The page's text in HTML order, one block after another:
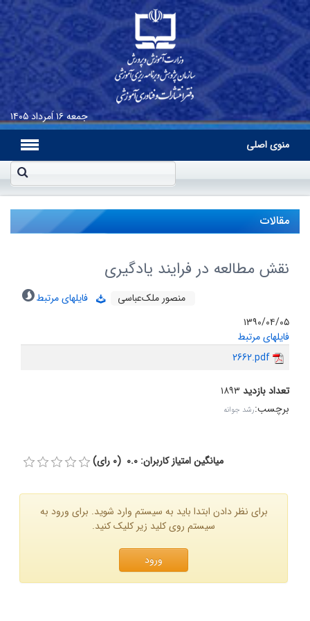
جمعه۱۶ اَمرداد ۱۴۰۵
منوی اصلی
مقالات
نقش مطالعه در فرایند یادگیرى
منصور ملک‌عباسى
فایلهای مرتبط
۱۳۹۰/۰۴/۰۵
فایلهای مرتبط
2662.pdf
تعداد بازدید ۱۸۹۳
برچسب:رشد جوانه
میانگین امتیاز کاربران: 0.0 (0 رای)
برای نظر دادن ابتدا باید به سیستم وارد شوید. برای ورود به
سیستم روی کلید زیر کلیک کنید.
ورود